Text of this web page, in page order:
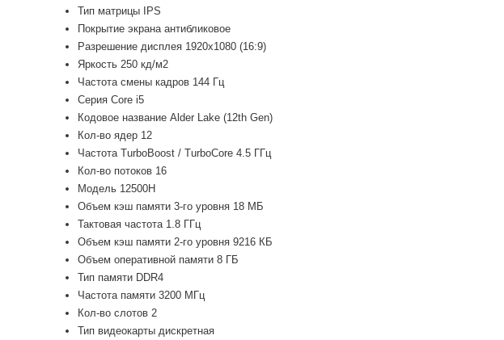
Тип матрицы IPS
Покрытие экрана антибликовое
Разрешение дисплея 1920x1080 (16:9)
Яркость 250 кд/м2
Частота смены кадров 144 Гц
Серия Core i5
Кодовое название Alder Lake (12th Gen)
Кол-во ядер 12
Частота TurboBoost / TurboCore 4.5 ГГц
Кол-во потоков 16
Модель 12500H
Объем кэш памяти 3-го уровня 18 МБ
Тактовая частота 1.8 ГГц
Объем кэш памяти 2-го уровня 9216 КБ
Объем оперативной памяти 8 ГБ
Тип памяти DDR4
Частота памяти 3200 МГц
Кол-во слотов 2
Тип видеокарты дискретная